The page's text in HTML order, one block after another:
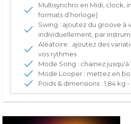
Multisynchro en Midi, clock,
formats d’horloge)
Swing : ajoutez du groove à
individuellement, par
Aléatoire : ajoutez des
vos rythmes
Mode Song : chainez jusqu'à
Mode Looper : mettez en
Poids & dimensions : 1,84 kg